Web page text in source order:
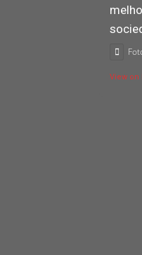
View on